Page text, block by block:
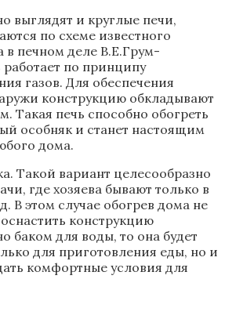
выглядят и круглые печи,
по схеме известного
в печном деле В.Е.Грум-
по принципу
газов. Для обеспечения
конструкцию обкладывают
Такая печь способно обогреть
особняк и станет настоящим
дома.
Такой вариант целесообразно
где хозяева бывают только в
В этом случае обогрев дома не
конструкцию
баком для воды, то она будет
для приготовления еды, но и
комфортные условия для